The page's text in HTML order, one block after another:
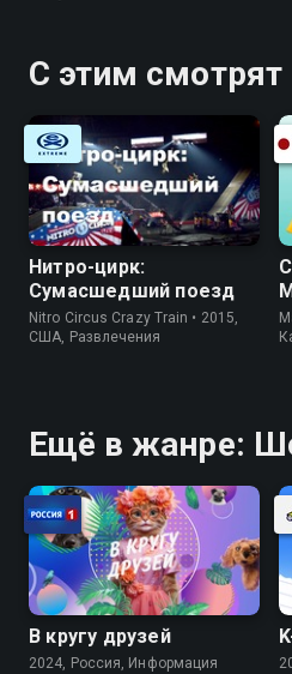
качестве на Смотрёшке
С этим смотрят
Нитро-цирк:
Сумасшедший поезд
Nitro Circus Crazy Train • 2015,
США, Развлечения
Ещё в жанре:
В кругу друзей
2024, Россия, Информация